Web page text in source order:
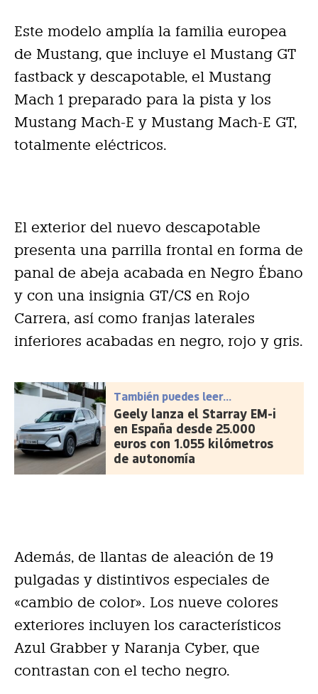
Este modelo amplía la familia europea
de Mustang, que incluye el Mustang GT
fastback y descapotable, el Mustang
Mach 1 preparado para la pista y los
Mustang Mach-E y Mustang Mach-E GT,
totalmente eléctricos.
El exterior del nuevo descapotable
presenta una parrilla frontal en forma de
panal de abeja acabada en Negro Ébano
y con una insignia GT/CS en Rojo
Carrera, así como franjas laterales
inferiores acabadas en negro, rojo y gris.
También puedes leer...
Geely lanza el Starray EM-i
en España desde 25.000
euros con 1.055 kilómetros
de autonomía
Además, de llantas de aleación de 19
pulgadas y distintivos especiales de
«cambio de color». Los nueve colores
exteriores incluyen los característicos
Azul Grabber y Naranja Cyber, que
contrastan con el techo negro.